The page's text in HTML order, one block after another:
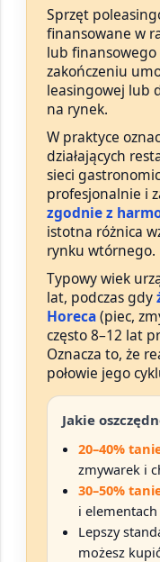
Sprzęt
finansowane w
lub finansowego
zakończeniu
leasingowej lub
na rynek.
W praktyce
działających
sieci
profesjonalnie i
zgodnie z
istotna różnica
rynku wtórnego.
Typowy wiek
lat, podczas gdy
Horeca(piec,
często 8–12 lat
Oznacza to, że
połowie jego
Jakie
20–40%
zmywarek i
30–50%
i
Lepszy
możesz